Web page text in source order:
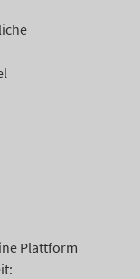
Plattform